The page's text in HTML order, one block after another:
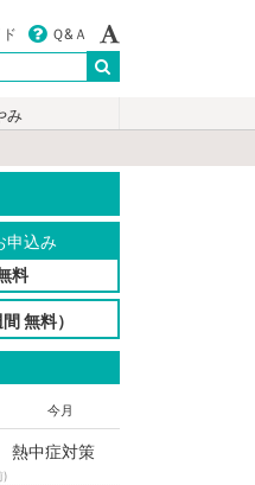
Ｑ&Ａ
み
申込み
料
無料）
今月
熱中症対策
)